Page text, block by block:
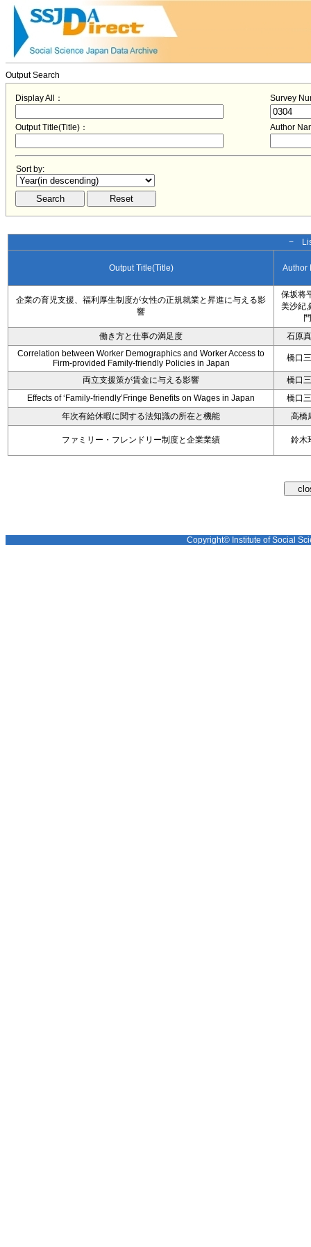
Output Search
Display All： Survey
Output Title(Title)： Author
Sort by:
−
Output Title(Title) Author
企業の育児支援、福利厚生制度が女性の正規就業と昇進に与える影
響
保坂将
美沙紀,
門
働き方と仕事の満足度
石原
Correlation between Worker Demographics and Worker Access to
Firm-provided Family-friendly Policies in Japan
橋口
両立支援策が賃金に与える影響
橋口
Effects of ‘Family-friendly’Fringe Benefits on Wages in Japan
橋口
年次有給休暇に関する法知識の所在と機能
高橋
ファミリー・フレンドリー制度と企業業績 鈴木
Copyright© Institute of Social